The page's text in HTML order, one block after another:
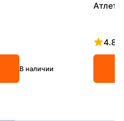
В наличии
Атлет
4.8